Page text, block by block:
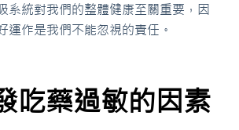
系統對我們的整體健康至關重要，因
運作是我們不能忽視的責任。
吃藥過敏的因素